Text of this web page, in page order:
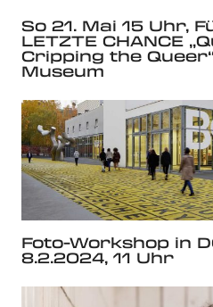
So 21. Mai 15 Uhr,
LETZTE CHANCE
Cripping the
Museum
Foto-Workshop in
8.2.2024, 11 Uhr